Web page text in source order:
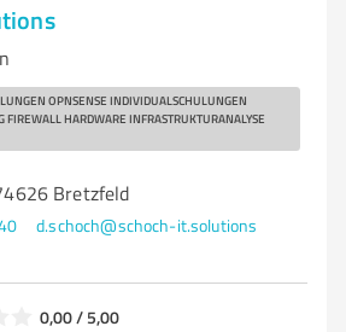
OPNSENSE INDIVIDUALSCHULUNGEN
FIREWALL HARDWARE INFRASTRUKTURANALYSE
Bretzfeld
d.schoch@schoch-it.solutions
0,00 / 5,00